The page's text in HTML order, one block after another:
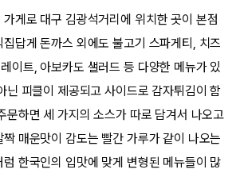
게로 대구 김광석거리에 위치한 곳이 본점
답게 돈까스 외에도 불고기 스파게티, 치즈
이트, 아보카도 샐러드 등 다양한 메뉴가 있
닌 피클이 제공되고 사이드로 감자튀김이 함
문하면 세 가지의 소스가 따로 담겨서 나오고
매운맛이 감도는 빨간 가루가 같이 나오는
한국인의 입맛에 맞게 변형된 메뉴들이 많